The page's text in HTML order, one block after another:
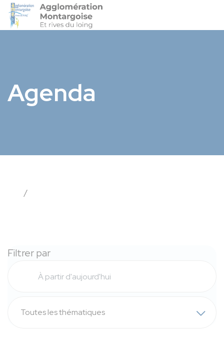
Agenda
/
Filtrer par
Toutes les thématiques